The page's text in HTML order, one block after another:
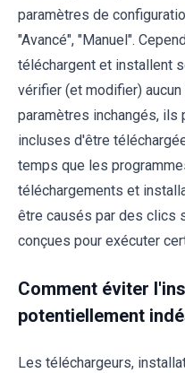
paramètres de
"Avancé", "Manuel".
téléchargent et installent
vérifier (et modifier)
paramètres inchangés, ils
incluses d'être
temps que les
téléchargements et
être causés par des clics
conçues pour exécuter
Comment éviter
potentiellement
Les téléchargeurs,